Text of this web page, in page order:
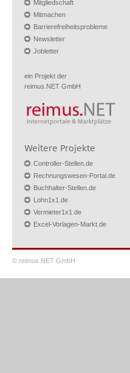
Mitgliedschaft
Mitmachen
Barrierefreiheitsprobleme
Newsletter
Jobletter
ein Projekt der
reimus.NET GmbH
Weitere Projekte
Controller-Stellen.de
Rechnungswesen-Portal.de
Buchhalter-Stellen.de
Lohn1x1.de
Vermieter1x1.de
Excel-Vorlagen-Markt.de
© reimus.NET GmbH